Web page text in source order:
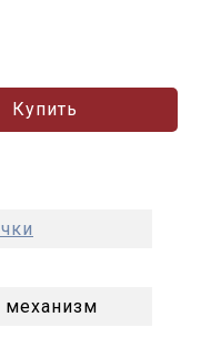
Купить